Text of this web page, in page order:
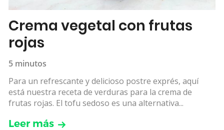
Crema vegetal con frutas
rojas
5 minutos
Para un refrescante y delicioso postre exprés, aquí
está nuestra receta de verduras para la crema de
frutas rojas. El tofu sedoso es una alternativa...
Leer más